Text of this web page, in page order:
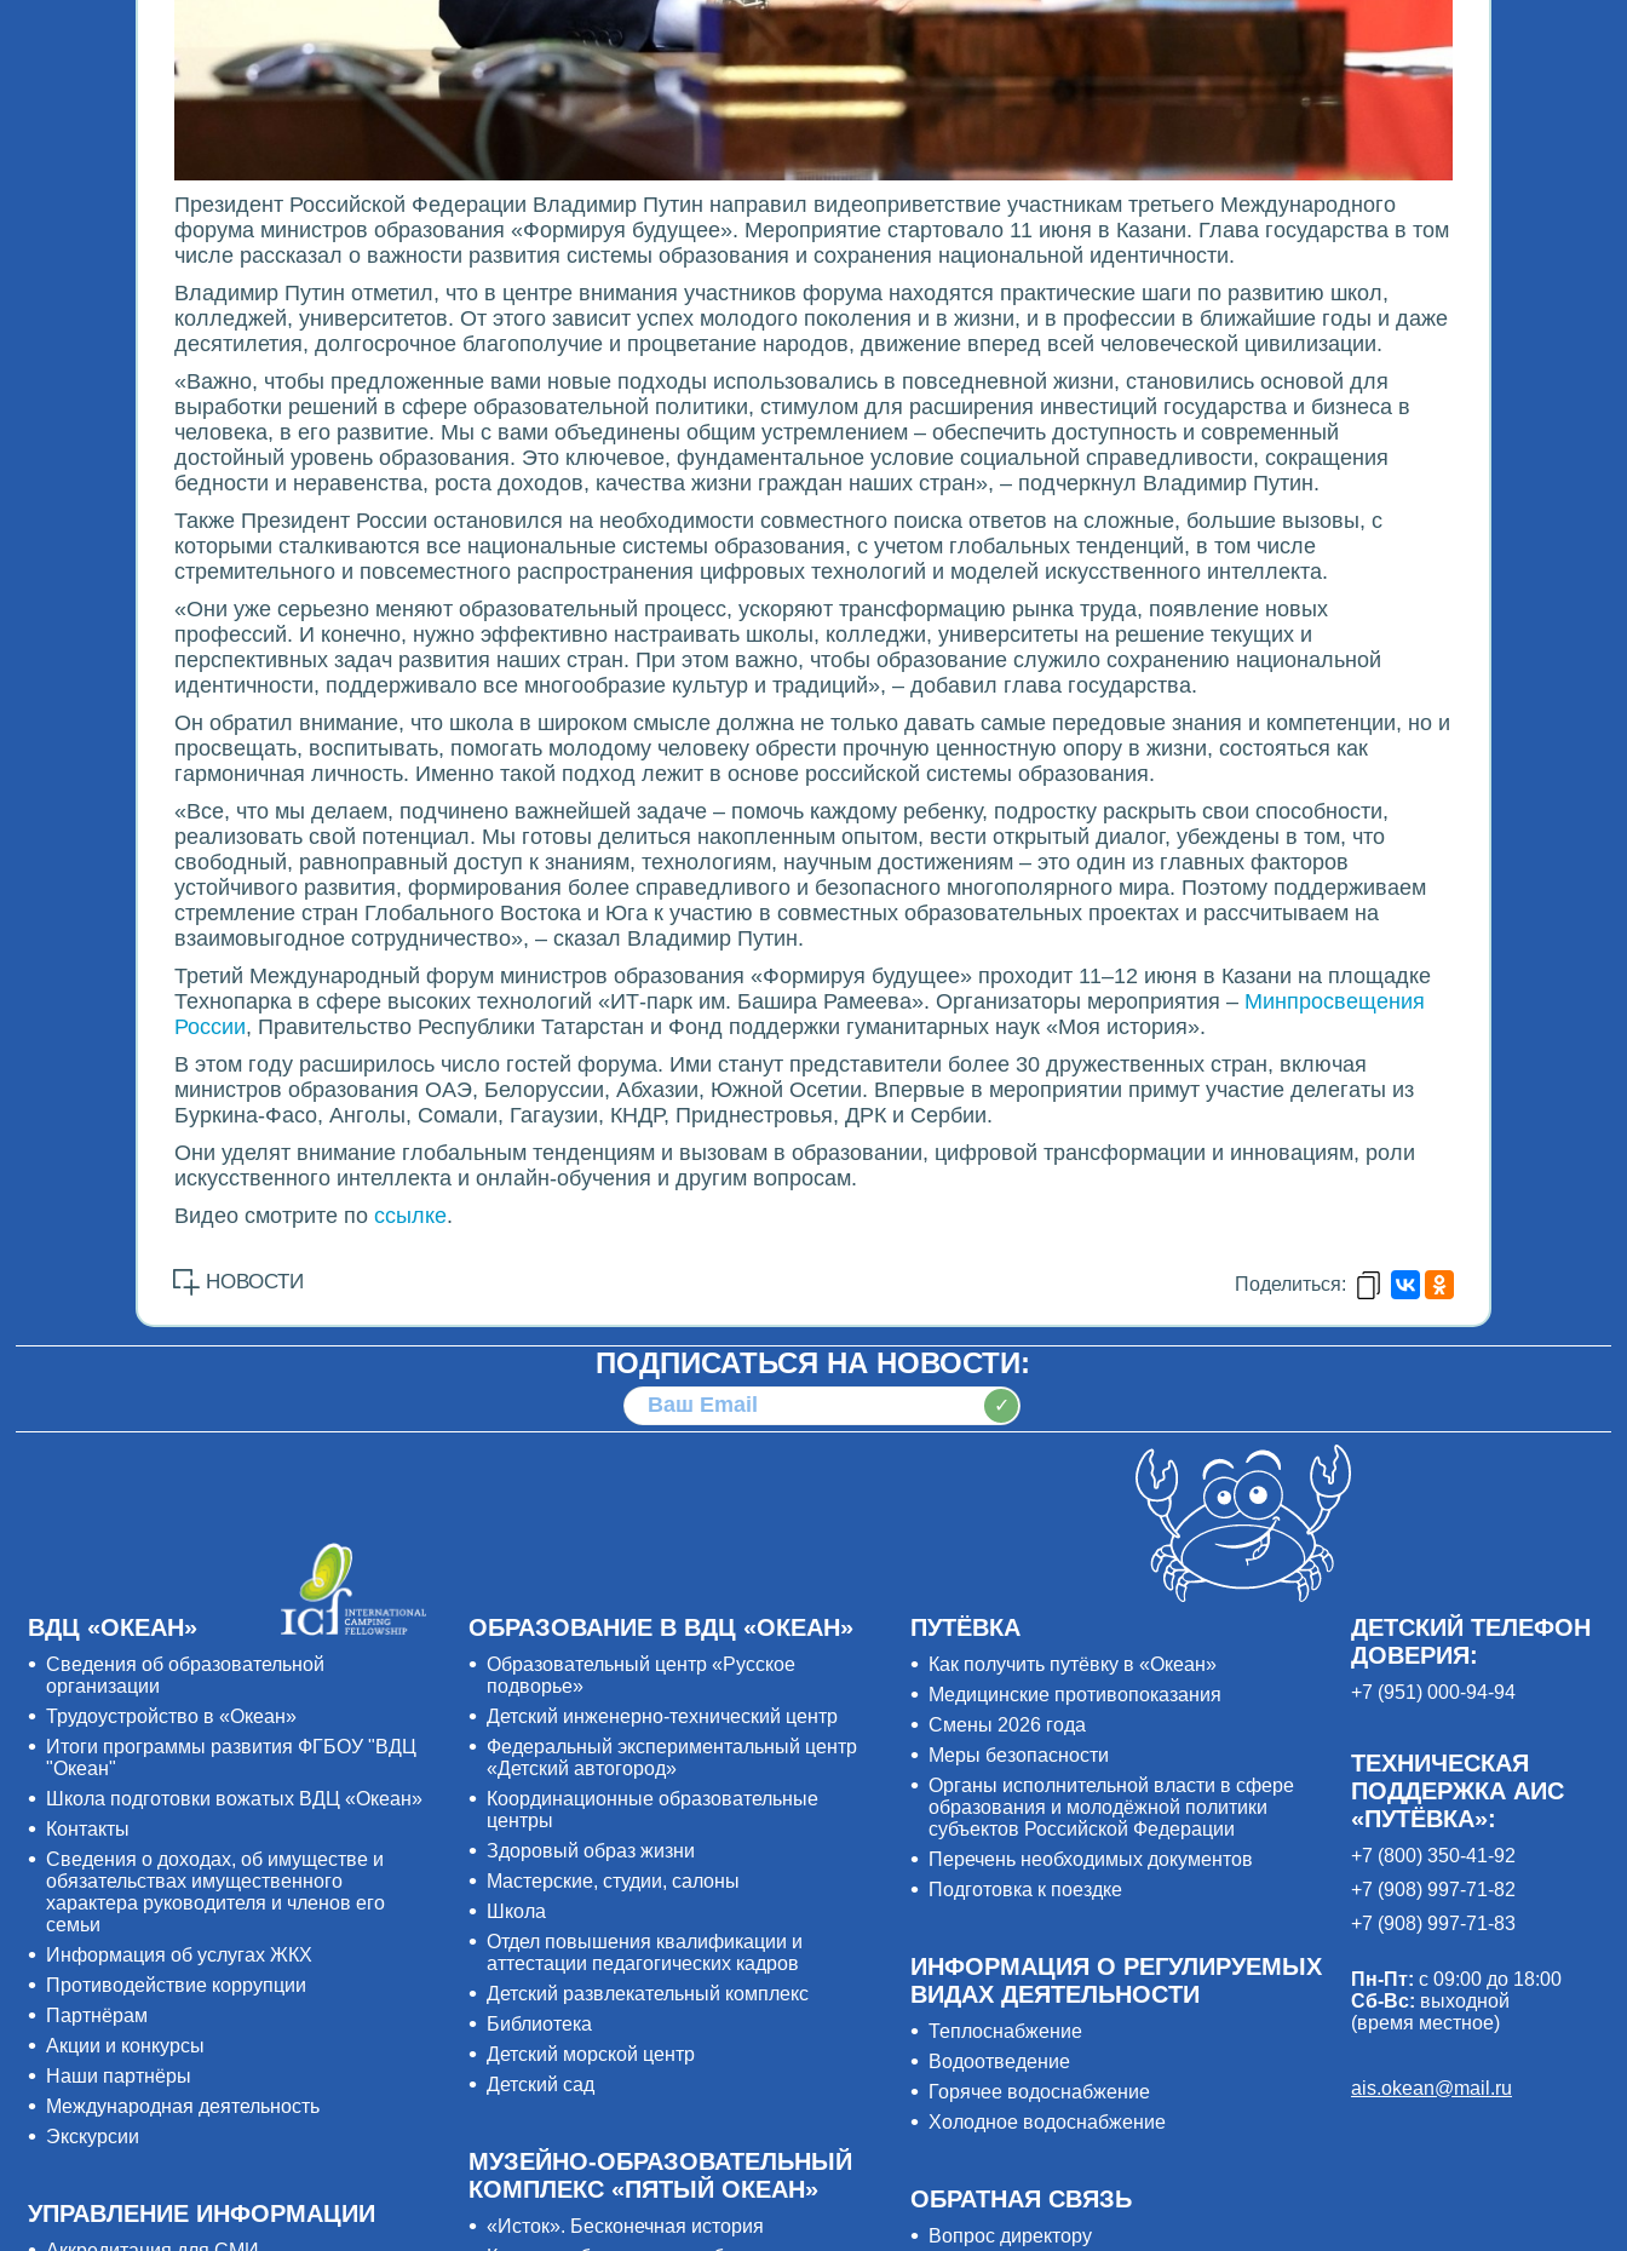
Президент Российской Федерации Владимир Путин направил видеоприветствие участникам третьего Международного
форума министров образования «Формируя будущее». Мероприятие стартовало 11 июня в Казани. Глава государства в том
числе рассказал о важности развития системы образования и сохранения национальной идентичности.
Владимир Путин отметил, что в центре внимания участников форума находятся практические шаги по развитию школ,
колледжей, университетов. От этого зависит успех молодого поколения и в жизни, и в профессии в ближайшие годы и даже
десятилетия, долгосрочное благополучие и процветание народов, движение вперед всей человеческой цивилизации.
«Важно, чтобы предложенные вами новые подходы использовались в повседневной жизни, становились основой для
выработки решений в сфере образовательной политики, стимулом для расширения инвестиций государства и бизнеса в
человека, в его развитие. Мы с вами объединены общим устремлением – обеспечить доступность и современный
достойный уровень образования. Это ключевое, фундаментальное условие социальной справедливости, сокращения
бедности и неравенства, роста доходов, качества жизни граждан наших стран», – подчеркнул Владимир Путин.
Также Президент России остановился на необходимости совместного поиска ответов на сложные, большие вызовы, с
которыми сталкиваются все национальные системы образования, с учетом глобальных тенденций, в том числе
стремительного и повсеместного распространения цифровых технологий и моделей искусственного интеллекта.
«Они уже серьезно меняют образовательный процесс, ускоряют трансформацию рынка труда, появление новых
профессий. И конечно, нужно эффективно настраивать школы, колледжи, университеты на решение текущих и
перспективных задач развития наших стран. При этом важно, чтобы образование служило сохранению национальной
идентичности, поддерживало все многообразие культур и традиций», – добавил глава государства.
Он обратил внимание, что школа в широком смысле должна не только давать самые передовые знания и компетенции, но и
просвещать, воспитывать, помогать молодому человеку обрести прочную ценностную опору в жизни, состояться как
гармоничная личность. Именно такой подход лежит в основе российской системы образования.
«Все, что мы делаем, подчинено важнейшей задаче – помочь каждому ребенку, подростку раскрыть свои способности,
реализовать свой потенциал. Мы готовы делиться накопленным опытом, вести открытый диалог, убеждены в том, что
свободный, равноправный доступ к знаниям, технологиям, научным достижениям – это один из главных факторов
устойчивого развития, формирования более справедливого и безопасного многополярного мира. Поэтому поддерживаем
стремление стран Глобального Востока и Юга к участию в совместных образовательных проектах и рассчитываем на
взаимовыгодное сотрудничество», – сказал Владимир Путин.
Третий Международный форум министров образования «Формируя будущее» проходит 11–12 июня в Казани на площадке
Технопарка в сфере высоких технологий «ИТ-парк им. Башира Рамеева». Организаторы мероприятия – Минпросвещения
России, Правительство Республики Татарстан и Фонд поддержки гуманитарных наук «Моя история».
В этом году расширилось число гостей форума. Ими станут представители более 30 дружественных стран, включая
министров образования ОАЭ, Белоруссии, Абхазии, Южной Осетии. Впервые в мероприятии примут участие делегаты из
Буркина-Фасо, Анголы, Сомали, Гагаузии, КНДР, Приднестровья, ДРК и Сербии.
Они уделят внимание глобальным тенденциям и вызовам в образовании, цифровой трансформации и инновациям, роли
искусственного интеллекта и онлайн-обучения и другим вопросам.
Видео смотрите поссылке.
НОВОСТИ Поделиться:
ПОДПИСАТЬСЯ НА НОВОСТИ:
✓
ВДЦ «ОКЕАН»
Сведения об образовательной
организации
Трудоустройство в «Океан»
Итоги программы развития ФГБОУ "ВДЦ
"Океан"
Школа подготовки вожатых ВДЦ «Океан»
Контакты
Сведения о доходах, об имуществе и
обязательствах имущественного
характера руководителя и членов его
семьи
Информация об услугах ЖКХ
Противодействие коррупции
Партнёрам
Акции и конкурсы
Наши партнёры
Международная деятельность
Экскурсии
УПРАВЛЕНИЕ ИНФОРМАЦИИ
ОБРАЗОВАНИЕ В ВДЦ «ОКЕАН»
Образовательный центр «Русское
подворье»
Детский инженерно-технический центр
Федеральный экспериментальный центр
«Детский автогород»
Координационные образовательные
центры
Здоровый образ жизни
Мастерские, студии, салоны
Школа
Отдел повышения квалификации и
аттестации педагогических кадров
Детский развлекательный комплекс
Библиотека
Детский морской центр
Детский сад
МУЗЕЙНО-ОБРАЗОВАТЕЛЬНЫЙ
КОМПЛЕКС «ПЯТЫЙ ОКЕАН»
«Исток». Бесконечная история
ПУТЁВКА
Как получить путёвку в «Океан»
Медицинские противопоказания
Смены 2026 года
Меры безопасности
Органы исполнительной власти в сфере
образования и молодёжной политики
субъектов Российской Федерации
Перечень необходимых документов
Подготовка к поездке
ИНФОРМАЦИЯ О РЕГУЛИРУЕМЫХ
ВИДАХ ДЕЯТЕЛЬНОСТИ
Теплоснабжение
Водоотведение
Горячее водоснабжение
Холодное водоснабжение
ОБРАТНАЯ СВЯЗЬ
Вопрос директору
ДЕТСКИЙ ТЕЛЕФОН
ДОВЕРИЯ:
+7 (951) 000-94-94
ТЕХНИЧЕСКАЯ
ПОДДЕРЖКА АИС
«ПУТЁВКА»:
+7 (800) 350-41-92
+7 (908) 997-71-82
+7 (908) 997-71-83
Пн-Пт: с 09:00 до 18:00
Сб-Вс: выходной
(время местное)
ais.okean@mail.ru